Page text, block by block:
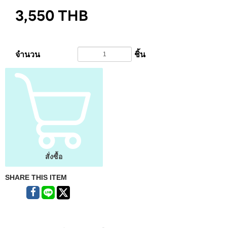
3,550THB
จำนวน ชิ้น
สั่งซื้อ
SHARE THIS ITEM